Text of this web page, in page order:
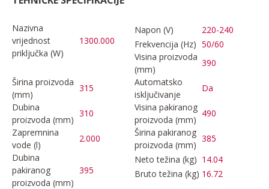
Nazivna
vrijednost
priključka (W)
1300.000
Napon (V)
220-240
Frekvencija (Hz) 50/60
Visina proizvoda
(mm)
390
Širina proizvoda
(mm)
315
Automatsko
isključivanje
Da
Dubina
proizvoda (mm)
310
Visina pakiranog
proizvoda (mm)
490
Zapremnina
vode (l)
2.000
Širina pakiranog
proizvoda (mm)
385
Dubina
pakiranog
proizvoda (mm)
395
Neto težina (kg) 14.04
Bruto težina (kg) 16.72